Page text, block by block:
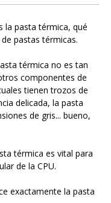
la pasta térmica, qué
pastas térmicas.
térmica no es tan
componentes de
tienen trozos de
delicada, la pasta
de gris... bueno,
térmica es vital para
de la CPU.
exactamente la pasta